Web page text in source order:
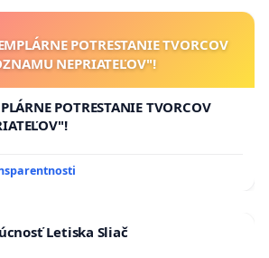
POTRESTANIE TVORCOV
NEPRIATEĽOV"!
POTRESTANIE TVORCOV
Letiska Sliač